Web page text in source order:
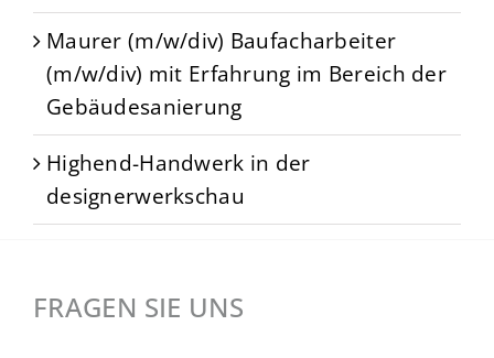
Maurer (m/w/div) Baufacharbeiter
(m/w/div) mit Erfahrung im Bereich der
Gebäudesanierung
Highend-Handwerk in der
designerwerkschau
FRAGEN SIE UNS